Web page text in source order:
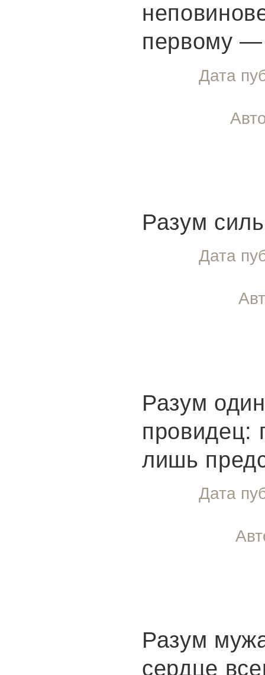
первому —
Дата
Разум
Дата
Разум
провидец:
лишь
Дата
Разум
сердце